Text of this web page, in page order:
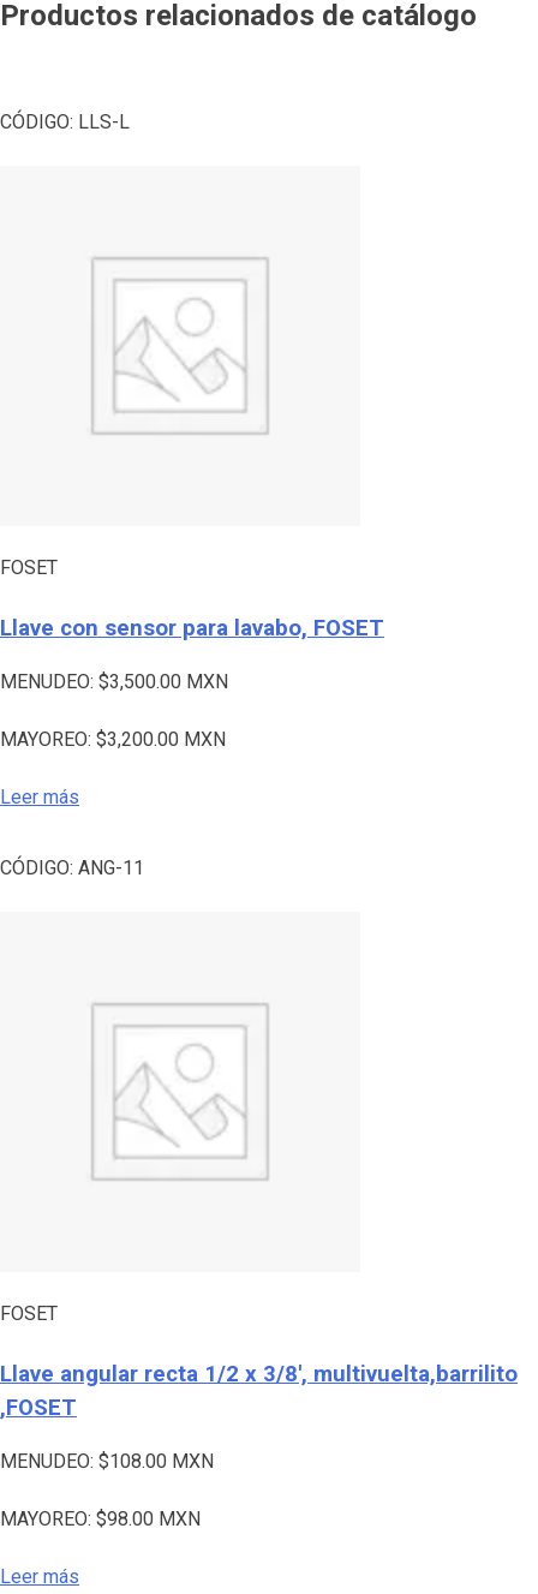
Productos relacionados de catálogo
CÓDIGO: LLS-L
FOSET
Llave con sensor para lavabo, FOSET
MENUDEO: $3,500.00 MXN
MAYOREO: $3,200.00 MXN
Leer más
CÓDIGO: ANG-11
FOSET
Llave angular recta 1/2 x 3/8′, multivuelta,barrilito
,FOSET
MENUDEO: $108.00 MXN
MAYOREO: $98.00 MXN
Leer más